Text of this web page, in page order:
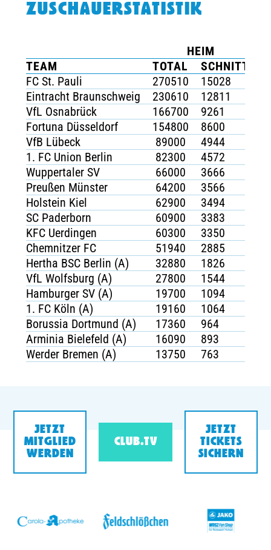
TICKETING
ZUSCHAUERSTATISTIK
HEIM
TEAM
TOTAL SCHNITT
FC St. Pauli
270510 15028
Eintracht Braunschweig
230610 12811
VfL Osnabrück
166700 9261
Fortuna Düsseldorf
154800 8600
VfB Lübeck
89000 4944
1. FC Union Berlin
82300 4572
Wuppertaler SV
66000 3666
Preußen Münster
64200 3566
Holstein Kiel
62900 3494
SC Paderborn
60900 3383
KFC Uerdingen
60300 3350
Chemnitzer FC
51940 2885
Hertha BSC Berlin (A)
32880 1826
VfL Wolfsburg (A)
27800 1544
Hamburger SV (A)
19700 1094
1. FC Köln (A)
19160 1064
Borussia Dortmund (A)
17360 964
Arminia Bielefeld (A)
16090 893
Werder Bremen (A)
13750 763
JETZT
MITGLIED
WERDEN
CLUB.TV
JETZT
TICKETS
SICHERN